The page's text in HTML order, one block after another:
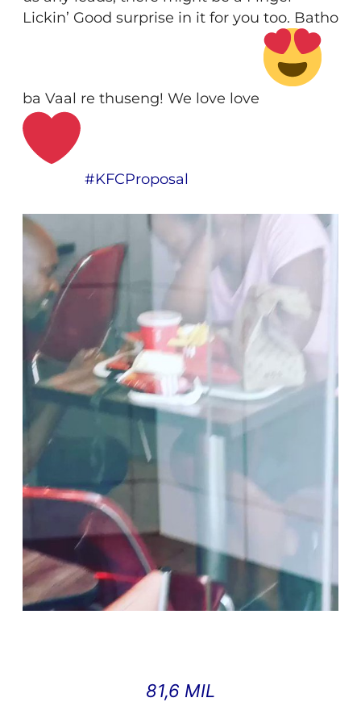
Lickin’ Good surprise in it for you too. Batho
ba Vaal re thuseng! We love love
#KFCProposal
81,6 MIL